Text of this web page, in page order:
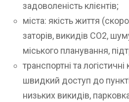
задоволеність клієнтів;
міста: якість життя
заторів, викидів CO2,
міського планування,
транспортні та логістичні
швидкий доступ до
низьких викидів,